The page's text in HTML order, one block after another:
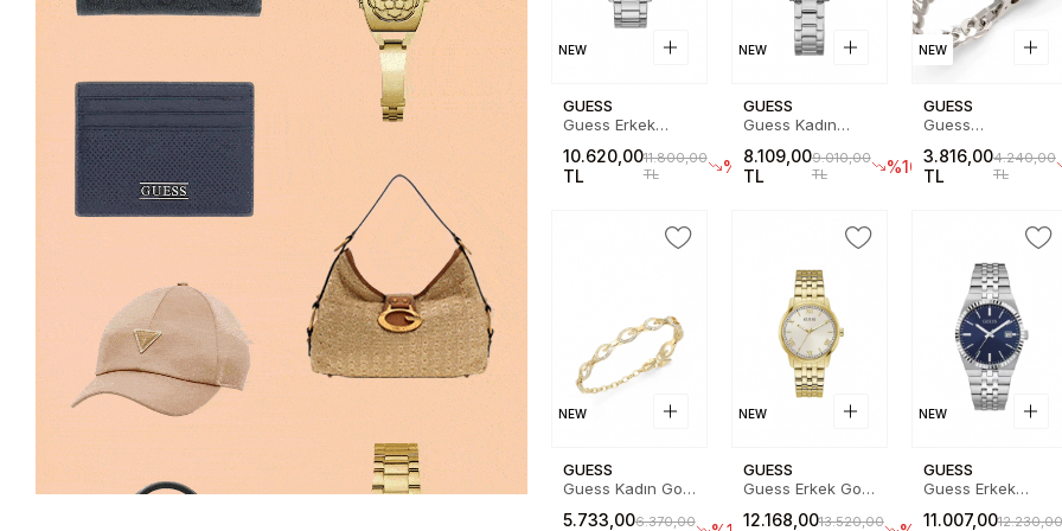
NEW
GUESS
Guess Erkek
Saati
GUGW0900G6
10.620,00
TL
11.800,00
TL
%10
NEW
GUESS
Guess Kadın
Saati
GUGW0841L6
8.109,00
TL
9.010,00
TL
%10
NEW
GUESS
Guess
Erkek Bileklik
3.816,00
TL
4.240,00
TL
NEW
GUESS
Guess Kadın Gold
JGUJUBB06341JWYGS
5.733,006.370,00
NEW
GUESS
Guess Erkek Gold
GUGW1153G2
12.168,0013.520,00
NEW
GUESS
Guess Erkek
Saati
11.007,0012.230,00